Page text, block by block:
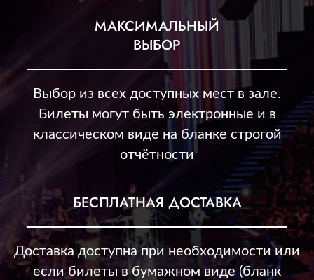
МАКСИМАЛЬНЫЙ
ВЫБОР
Выбор из всех доступных мест в зале.
Билеты могут быть электронные и в
классическом виде на бланке строгой
отчётности
БЕСПЛАТНАЯ ДОСТАВКА
Доставка доступна при необходимости или
если билеты в бумажном виде (бланк